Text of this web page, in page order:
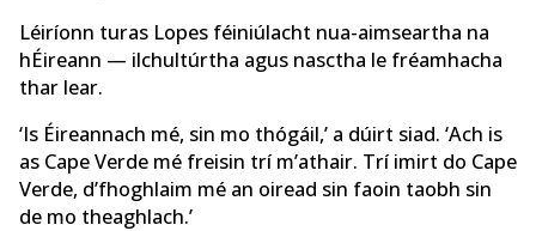
Léiríonn turas Lopes féiniúlacht nua-aimseartha na
hÉireann — ilchultúrtha agus nasctha le fréamhacha
thar lear.
‘Is Éireannach mé, sin mo thógáil,’ a dúirt siad. ‘Ach is
as Cape Verde mé freisin trí m’athair. Trí imirt do Cape
Verde, d’fhoghlaim mé an oiread sin faoin taobh sin
de mo theaghlach.’